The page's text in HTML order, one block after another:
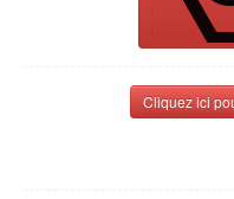
Cliquez ici